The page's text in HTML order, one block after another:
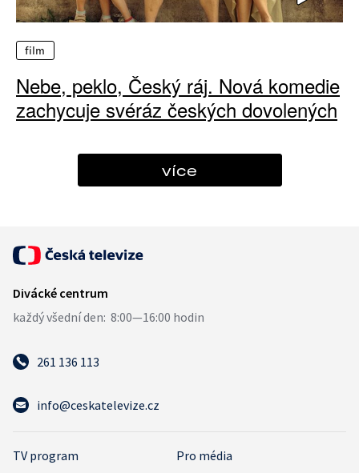
film
Nebe, peklo, Český ráj. Nová komedie
zachycuje svéráz českých dovolených
více
261 136 113
info@ceskatelevize.cz
TV program Pro média